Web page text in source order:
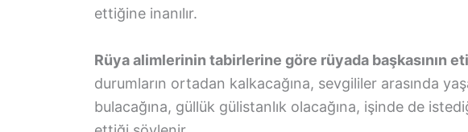
ettiğine inanılır.
Rüya alimlerinin tabirlerine göre rüyada başkasının
durumların ortadan kalkacağına, sevgililer arasında
bulacağına, güllük gülistanlık olacağına, işinde de